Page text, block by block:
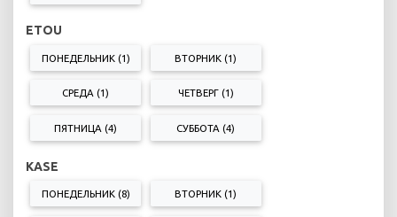
ETOU
ПОНЕДЕЛЬНИК (1) ВТОРНИК (1)
СРЕДА (1) ЧЕТВЕРГ (1)
ПЯТНИЦА (4) СУББОТА (4)
KASE
ПОНЕДЕЛЬНИК (8) ВТОРНИК (1)